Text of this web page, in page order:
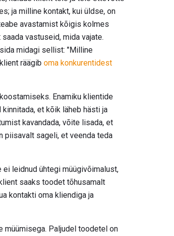
ja milline kontakt, kui üldse, on
avastamist kõigis kolmes
vastuseid, mida vajate.
midagi sellist: "Milline
räägib oma konkurentidest
Enamiku klientide
et kõik läheb hästi ja
kavandada, võite lisada, et
piisavalt sageli, et veenda teda
leidnud ühtegi müügivõimalust,
saaks toodet tõhusamalt
kontakti oma kliendiga ja
müümisega. Paljudel toodetel on